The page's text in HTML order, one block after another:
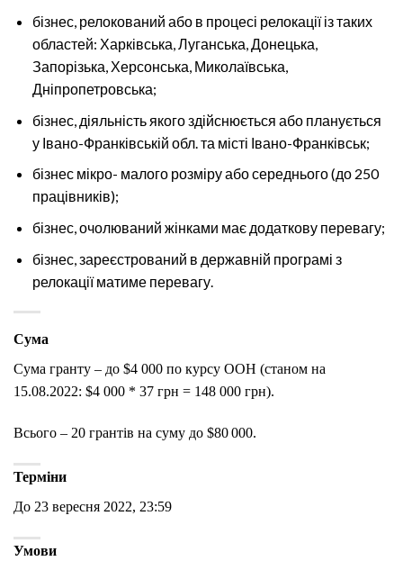
бізнес, релокований або в процесі релокації із таких
областей: Харківська, Луганська, Донецька,
Запорізька, Херсонська, Миколаївська,
Дніпропетровська;
бізнес, діяльність якого здійснюється або планується
у Івано-Франківській обл. та місті Івано-Франківськ;
бізнес мікро- малого розміру або середнього (до 250
працівників);
бізнес, очолюваний жінками має додаткову перевагу;
бізнес, зареєстрований в державній програмі з
релокації матиме перевагу.
Сума
Сума гранту – до $4 000 по курсу ООН (станом на
15.08.2022: $4 000 * 37 грн = 148 000 грн).
Всього – 20 грантів на суму до $80 000.
Терміни
До 23 вересня 2022, 23:59
Умови